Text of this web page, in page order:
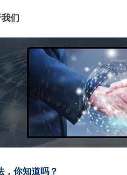
们
，你知道吗？